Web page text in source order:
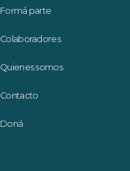
Formá parte
Colaboradores
Quienes somos
Contacto
Doná